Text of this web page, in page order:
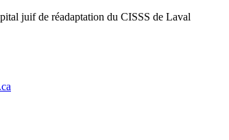
juif de réadaptation du CISSS de Laval